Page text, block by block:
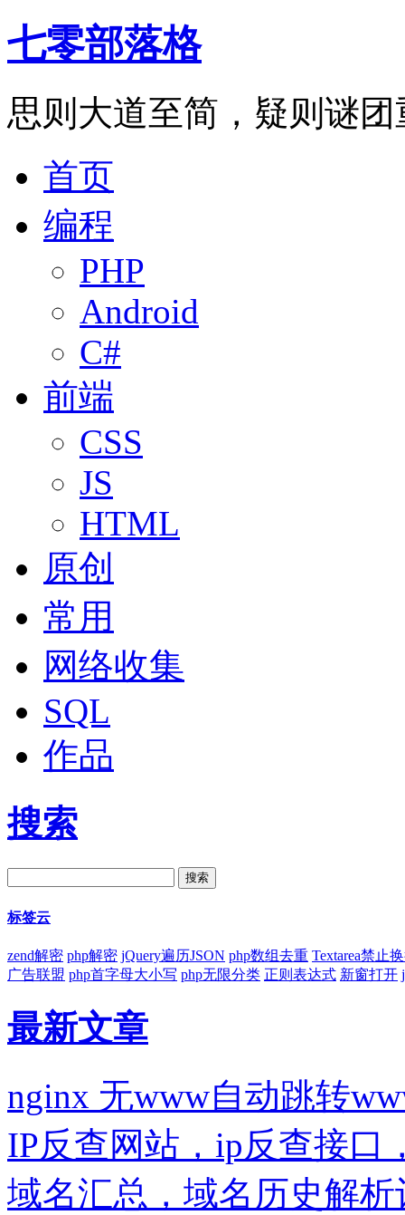
七零部落格
思则大道至简，疑则谜团
首页
编程
PHP
Android
C#
前端
CSS
JS
HTML
原创
常用
网络收集
SQL
作品
搜索
标签云
zend解密 php解密 jQuery遍历JSON php数组去重 Textarea禁止
广告联盟 php首字母大小写 php无限分类 正则表达式 新窗打开
最新文章
nginx 无www自动跳转
IP反查网站，ip反查接口
域名汇总，域名历史解